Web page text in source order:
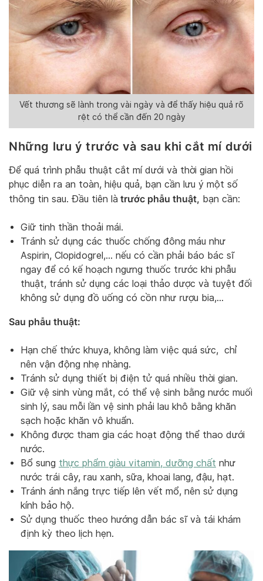
Vết thương sẽ lành trong vài ngày và để thấy hiệu quả rõ
rệt có thể cần đến 20 ngày
Những lưu ý trước và sau khi cắt mí dưới
Để quá trình phẫu thuật cắt mí dưới và thời gian hồi
phục diễn ra an toàn, hiệu quả, bạn cần lưu ý một số
thông tin sau. Đầu tiên là trước phẫu thuật, bạn cần:
Giữ tinh thần thoải mái.
Tránh sử dụng các thuốc chống đông máu như
Aspirin, Clopidogrel,… nếu có cần phải báo bác sĩ
ngay để có kế hoạch ngưng thuốc trước khi phẫu
thuật, tránh sử dụng các loại thảo dược và tuyệt đối
không sử dụng đồ uống có cồn như rượu bia,…
Sau phẫu thuật:
Hạn chế thức khuya, không làm việc quá sức, chỉ
nên vận động nhẹ nhàng.
Tránh sử dụng thiết bị điện tử quá nhiều thời gian.
Giữ vệ sinh vùng mắt, có thể vệ sinh bằng nước muối
sinh lý, sau mỗi lần vệ sinh phải lau khô bằng khăn
sạch hoặc khăn vô khuẩn.
Không được tham gia các hoạt động thể thao dưới
nước.
Bổ sung thực phẩm giàu vitamin, dưỡng chất như
nước trái cây, rau xanh, sữa, khoai lang, đậu, hạt.
Tránh ánh nắng trực tiếp lên vết mổ, nên sử dụng
kính bảo hộ.
Sử dụng thuốc theo hướng dẫn bác sĩ và tái khám
định kỳ theo lịch hẹn.